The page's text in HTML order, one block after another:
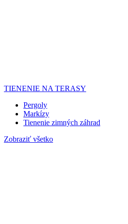
TIENENIE NA TERASY
Pergoly
Markízy
Tienenie zimných záhrad
Zobraziť všetko